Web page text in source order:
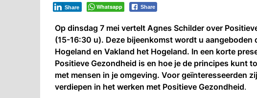
Whatsapp Share
Share
Op dinsdag 7 mei vertelt Agnes Schilder over
(15-16:30 u). Deze bijeenkomst wordt u aangeboden
Hogeland en Vakland het Hogeland. In een korte
Positieve Gezondheid is en hoe je de principes kunt
met mensen in je omgeving. Voor geïnteresseerden
verdiepen in het werken met Positieve Gezondheid.